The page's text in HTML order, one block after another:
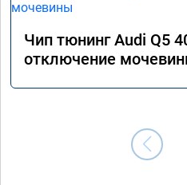
Чип тюнинг Audi Q5
отключение